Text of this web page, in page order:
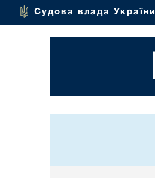
Судова влада України